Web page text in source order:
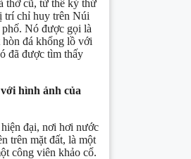
thờ cũ, từ thế kỷ thứ
trí chỉ huy trên Núi
Nó được gọi là
đá khổng lồ với
đã được tìm thấy
hình ảnh của
đại, nơi hơi nước
trên mặt đất, là một
công viên khảo cổ.